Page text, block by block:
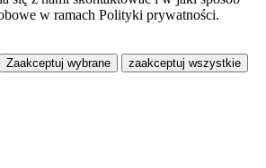
w ramach Polityki prywatności.
Zaakceptuj wybrane zaakceptuj wszystkie